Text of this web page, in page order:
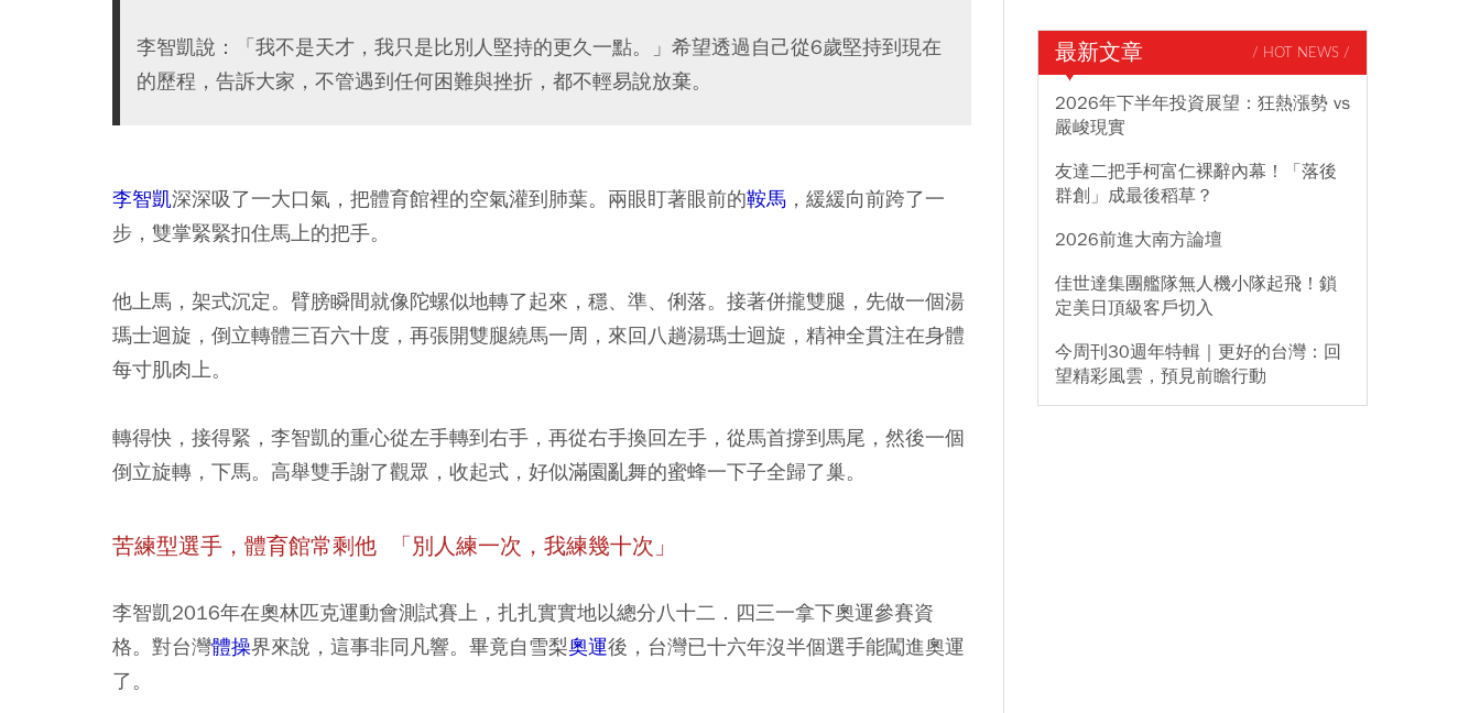
李智凱說：「我不是天才，我只是比別人堅持的更久一點。」希望透過自己從6歲堅持到現在
的歷程，告訴大家，不管遇到任何困難與挫折，都不輕易說放棄。
李智凱深深吸了一大口氣，把體育館裡的空氣灌到肺葉。兩眼盯著眼前的鞍馬 ，緩緩向前跨了一
步，雙掌緊緊扣住馬上的把手。
他上馬，架式沉定。臂膀瞬間就像陀螺似地轉了起來，穩、準、俐落。接著併攏雙腿，先做一個湯
瑪士迴旋，倒立轉體三百六十度，再張開雙腿繞馬一周，來回八趟湯瑪士迴旋，精神全貫注在身體
每寸肌肉上。
轉得快，接得緊，李智凱的重心從左手轉到右手，再從右手換回左手，從馬首撐到馬尾，然後一個
倒立旋轉，下馬。高舉雙手謝了觀眾，收起式，好似滿園亂舞的蜜蜂一下子全歸了巢。
苦練型選手，體育館常剩他 「別人練一次，我練幾十次」
李智凱2016年在奧林匹克運動會測試賽上，扎扎實實地以總分八十二．四三一拿下奧運參賽資
格。對台灣體操界來說，這事非同凡響。畢竟自雪梨奧運後，台灣已十六年沒半個選手能闖進奧運
了。
最新文章 / HOT NEWS /
2026年下半年投資展望：狂熱漲勢 vs
嚴峻現實
友達二把手柯富仁裸辭內幕！「落後
群創」成最後稻草？
2026前進大南方論壇
佳世達集團艦隊無人機小隊起飛！鎖
定美日頂級客戶切入
今周刊30週年特輯｜更好的台灣：回
望精彩風雲，預見前瞻行動